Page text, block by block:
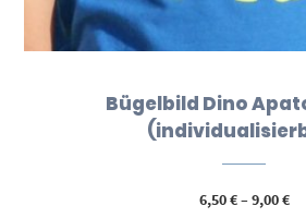
Bügelbild Dino
6,50€–9,00€